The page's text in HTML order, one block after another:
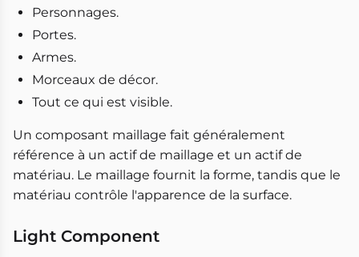
Personnages.
Portes.
Armes.
Morceaux de décor.
Tout ce qui est visible.
Un composant maillage fait généralement
référence à un actif de maillage et un actif de
matériau. Le maillage fournit la forme, tandis que le
matériau contrôle l'apparence de la surface.
Light Component